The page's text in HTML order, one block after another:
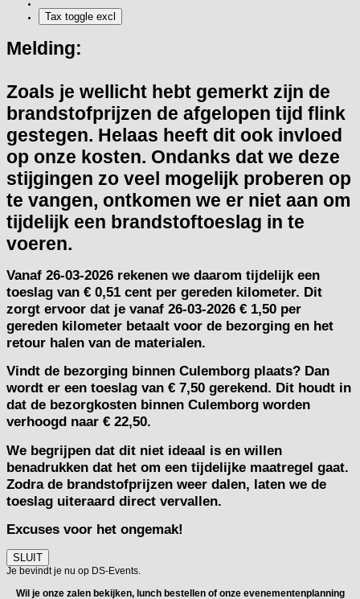
Melding:
Zoals je wellicht hebt gemerkt zijn de
brandstofprijzen de afgelopen tijd flink
gestegen. Helaas heeft dit ook invloed
op onze kosten. Ondanks dat we deze
stijgingen zo veel mogelijk proberen op
te vangen, ontkomen we er niet aan om
tijdelijk een brandstoftoeslag in te
voeren.
Vanaf 26-03-2026 rekenen we daarom tijdelijk een
toeslag van € 0,51 cent per gereden kilometer. Dit
zorgt ervoor dat je vanaf 26-03-2026 € 1,50 per
gereden kilometer betaalt voor de bezorging en het
retour halen van de materialen.
Vindt de bezorging binnen Culemborg plaats? Dan
wordt er een toeslag van € 7,50 gerekend. Dit houdt in
dat de bezorgkosten binnen Culemborg worden
verhoogd naar € 22,50.
We begrijpen dat dit niet ideaal is en willen
benadrukken dat het om een tijdelijke maatregel gaat.
Zodra de brandstofprijzen weer dalen, laten we de
toeslag uiteraard direct vervallen.
Excuses voor het ongemak!
SLUIT
Je bevindt je nu op DS-Events.
Wil je onze zalen bekijken, lunch bestellen of onze evenementenplanning